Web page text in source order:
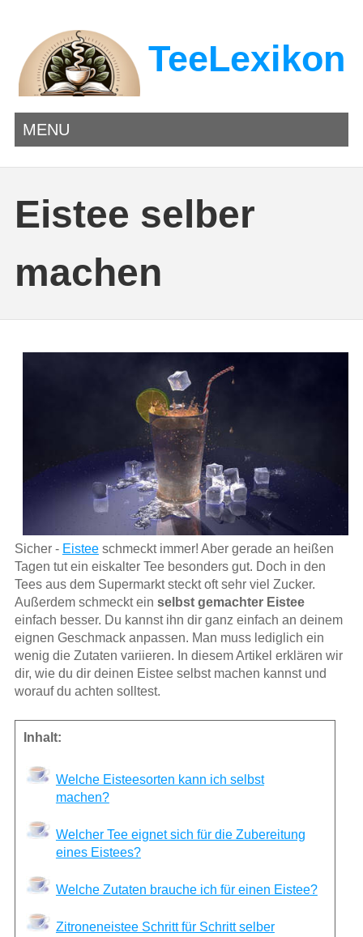
TeeLexikon
MENU
Eistee selber
machen
Sicher - Eisteeschmeckt immer! Aber gerade an heißen
Tagen tut ein eiskalter Tee besonders gut. Doch in den
Tees aus dem Supermarkt steckt oft sehr viel Zucker.
Außerdem schmeckt ein selbst gemachter Eistee
einfach besser. Du kannst ihn dir ganz einfach an deinem
eignen Geschmack anpassen. Man muss lediglich ein
wenig die Zutaten variieren. In diesem Artikel erklären wir
dir, wie du dir deinen Eistee selbst machen kannst und
worauf du achten solltest.
Inhalt:
Welche Eisteesorten kann ich selbst
machen?
Welcher Tee eignet sich für die Zubereitung
eines Eistees?
Welche Zutaten brauche ich für einen Eistee?
Zitroneneistee Schritt für Schritt selber